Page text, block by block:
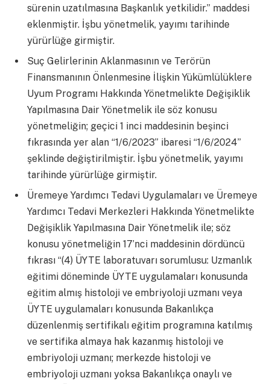
sürenin uzatılmasına Başkanlık yetkilidir.” maddesi
eklenmiştir. İşbu yönetmelik, yayımı tarihinde
yürürlüğe girmiştir.
Suç Gelirlerinin Aklanmasının ve Terörün
Finansmanının Önlenmesine İlişkin Yükümlülüklere
Uyum Programı Hakkında Yönetmelikte Değişiklik
Yapılmasına Dair Yönetmelik ile söz konusu
yönetmeliğin; geçici 1 inci maddesinin beşinci
fıkrasında yer alan “1/6/2023” ibaresi “1/6/2024”
şeklinde değiştirilmiştir. İşbu yönetmelik, yayımı
tarihinde yürürlüğe girmiştir.
Üremeye Yardımcı Tedavi Uygulamaları ve Üremeye
Yardımcı Tedavi Merkezleri Hakkında Yönetmelikte
Değişiklik Yapılmasına Dair Yönetmelik ile; söz
konusu yönetmeliğin 17’nci maddesinin dördüncü
fıkrası “(4) ÜYTE laboratuvarı sorumlusu: Uzmanlık
eğitimi döneminde ÜYTE uygulamaları konusunda
eğitim almış histoloji ve embriyoloji uzmanı veya
ÜYTE uygulamaları konusunda Bakanlıkça
düzenlenmiş sertifikalı eğitim programına katılmış
ve sertifika almaya hak kazanmış histoloji ve
embriyoloji uzmanı; merkezde histoloji ve
embriyoloji uzmanı yoksa Bakanlıkça onaylı ve